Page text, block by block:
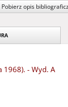
Pobierz opis
1968). - Wyd. A